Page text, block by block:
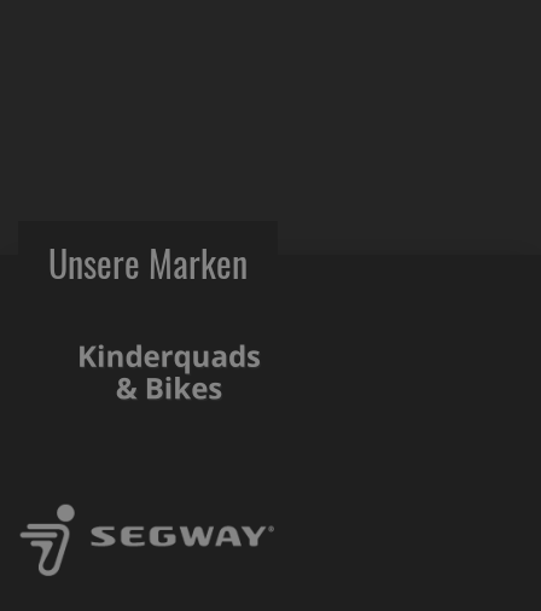
Unsere Marken